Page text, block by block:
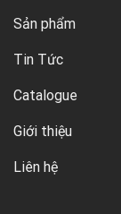
Sản phẩm
Tin Tức
Catalogue
Giới thiệu
Liên hệ